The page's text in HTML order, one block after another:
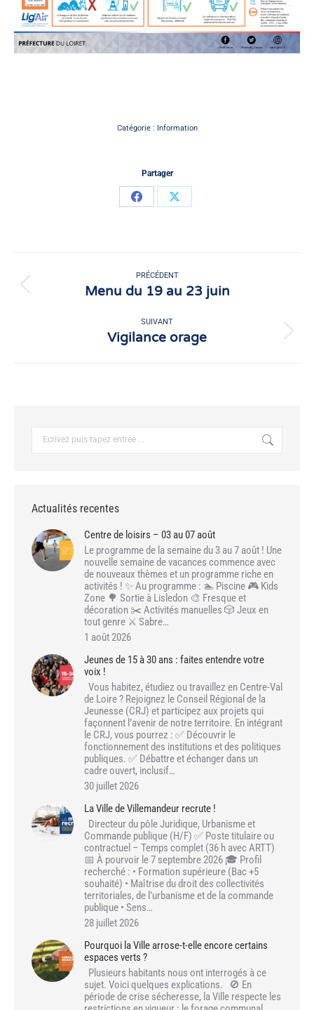
Catégorie : Information
Partager
PartagerPartager
article
PRÉCÉDENT
Article
Menu du 19 au 23 juin
SUIVANT
Article
Vigilance orage
Actualités recentes
Centre de loisirs – 03 au 07 août
Le programme de la semaine du 3 au 7 août ! Une
nouvelle semaine de vacances commence avec
de nouveaux thèmes et un programme riche en
activités ! ✨ Au programme : 🏊 Piscine 🎮 Kids
Zone 🌳 Sortie à Lisledon 🎨 Fresque et
décoration ✂️ Activités manuelles 🎲 Jeux en
tout genre ⚔️ Sabre…
1 août 2026
Jeunes de 15 à 30 ans : faites entendre votre
voix !
Vous habitez, étudiez ou travaillez en Centre-Val
de Loire ? Rejoignez le Conseil Régional de la
Jeunesse (CRJ) et participez aux projets qui
façonnent l’avenir de notre territoire. En intégrant
le CRJ, vous pourrez : ✅ Découvrir le
fonctionnement des institutions et des politiques
publiques. ✅ Débattre et échanger dans un
cadre ouvert, inclusif…
30 juillet 2026
La Ville de Villemandeur recrute !
Directeur du pôle Juridique, Urbanisme et
Commande publique (H/F) ✅ Poste titulaire ou
contractuel – Temps complet (36 h avec ARTT)
📅 À pourvoir le 7 septembre 2026 🎓 Profil
recherché : • Formation supérieure (Bac +5
souhaité) • Maîtrise du droit des collectivités
territoriales, de l’urbanisme et de la commande
publique • Sens…
28 juillet 2026
Pourquoi la Ville arrose-t-elle encore certains
espaces verts ?
Plusieurs habitants nous ont interrogés à ce
sujet. Voici quelques explications. 🚫 En
période de crise sécheresse, la Ville respecte les